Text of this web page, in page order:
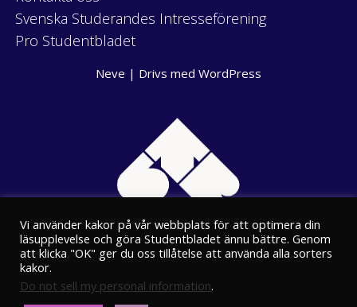
Svenska Studerandes Intresseförening
Pro Studentbladet
Neve | Drivs med WordPress
Vi använder kakor på vår webbplats för att optimera din
läsupplevelse och göra Studentbladet ännu bättre. Genom
att klicka "OK" ger du oss tillåtelse att använda alla sorters
kakor.
Do not sell my personal information.